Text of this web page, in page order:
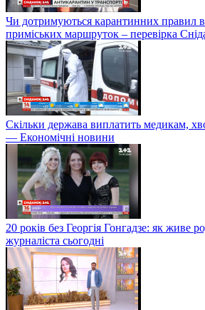
Чи дотримуються карантинних правил
приміських маршруток – перевірка
Скільки держава виплатить медикам,
— Економічні новини
20 років без Георгія Гонгадзе: як живе
журналіста сьогодні